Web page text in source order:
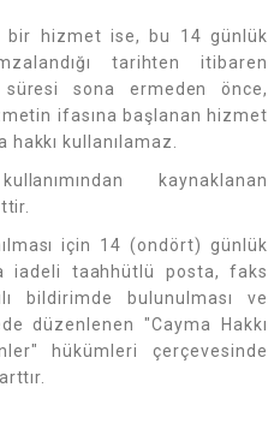
bir hizmet ise, bu 14 günlük
tarihten itibaren
süresi sona ermeden önce,
ifasına başlanan hizmet
kullanılamaz.
kaynaklanan
için 14 (ondört) günlük
iadeli taahhütlü posta, faks
bildirimde bulunulması ve
düzenlenen "Cayma Hakkı
hükümleri çerçevesinde